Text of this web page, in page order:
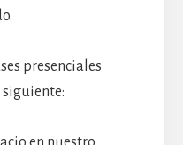
presenciales